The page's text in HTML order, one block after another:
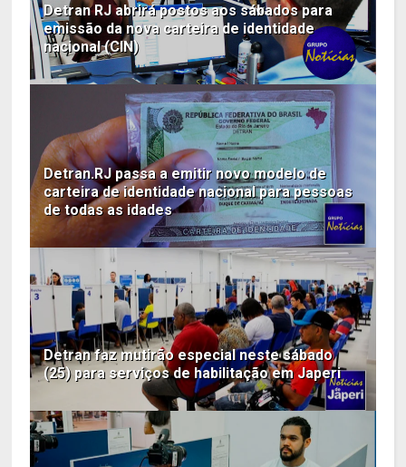
Detran RJ abrirá postos aos sábados para
emissão da nova carteira de identidade
nacional (CIN)
Detran.RJ passa a emitir novo modelo de
carteira de identidade nacional para pessoas
de todas as idades
Detran faz mutirão especial neste sábado
(25) para serviços de habilitação em Japeri